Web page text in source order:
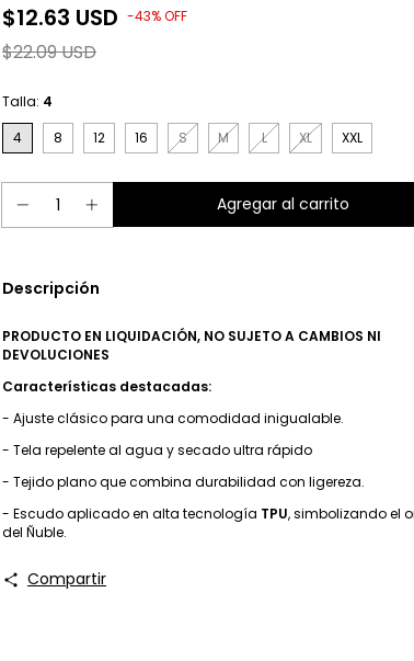
$12.63 USD -43%OFF
$22.09 USD
Talla: 4
4
8 12 16 S M L XL XXL
Descripción
PRODUCTO EN LIQUIDACIÓN, NO SUJETO A CAMBIOS NI
DEVOLUCIONES
Características destacadas:
- Ajuste clásico para una comodidad inigualable.
- Tela repelente al agua y secado ultra rápido
- Tejido plano que combina durabilidad con ligereza.
- Escudo aplicado en alta tecnología TPU, simbolizando el
del Ñuble.
Compartir